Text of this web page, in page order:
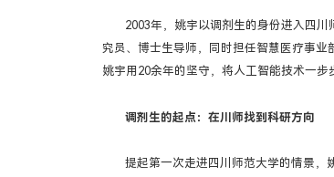
2003年，姚宇以调剂生的身份进入四
究员、博士生导师，同时担任智慧医疗事
姚宇用20余年的坚守，将人工智能技术一步
调剂生的起点：在川师找到科研方向
提起第一次走进四川师范大学的情景，